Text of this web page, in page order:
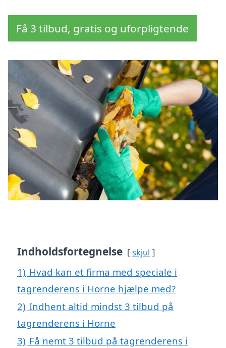
Få 3 tilbud, gratis og uforpligtende
Indholdsfortegnelse skjul
1) Hvad kan et firma med speciale i
tagrenderens i Horne hjælpe med?
2) Indhent altid mindst 3 tilbud på
tagrenderens i Horne
3) Få nemt 3 tilbud på tagrenderens i